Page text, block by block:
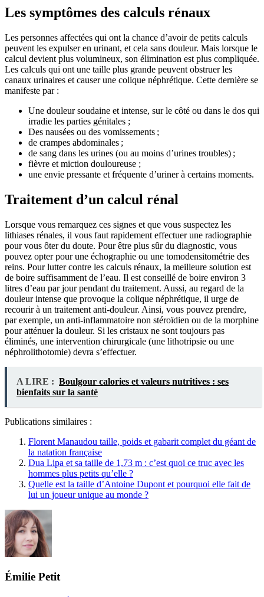
Les symptômes des calculs rénaux
Les personnes affectées qui ont la chance d’avoir de petits calculs
peuvent les expulser en urinant, et cela sans douleur. Mais lorsque le
calcul devient plus volumineux, son élimination est plus compliquée.
Les calculs qui ont une taille plus grande peuvent obstruer les
canaux urinaires et causer une colique néphrétique. Cette dernière se
manifeste par :
Une douleur soudaine et intense, sur le côté ou dans le dos qui
irradie les parties génitales ;
Des nausées ou des vomissements ;
de crampes abdominales ;
de sang dans les urines (ou au moins d’urines troubles) ;
fièvre et miction douloureuse ;
une envie pressante et fréquente d’uriner à certains moments.
Traitement d’un calcul rénal
Lorsque vous remarquez ces signes et que vous suspectez les
lithiases rénales, il vous faut rapidement effectuer une radiographie
pour vous ôter du doute. Pour être plus sûr du diagnostic, vous
pouvez opter pour une échographie ou une tomodensitométrie des
reins. Pour lutter contre les calculs rénaux, la meilleure solution est
de boire suffisamment de l’eau. Il est conseillé de boire environ 3
litres d’eau par jour pendant du traitement. Aussi, au regard de la
douleur intense que provoque la colique néphrétique, il urge de
recourir à un traitement anti-douleur. Ainsi, vous pouvez prendre,
par exemple, un anti-inflammatoire non stéroïdien ou de la morphine
pour atténuer la douleur. Si les cristaux ne sont toujours pas
éliminés, une intervention chirurgicale (une lithotripsie ou une
néphrolithotomie) devra s’effectuer.
A LIRE : Boulgour calories et valeurs nutritives : ses
bienfaits sur la santé
Publications similaires :
Florent Manaudou taille, poids et gabarit complet du géant de
la natation française
Dua Lipa et sa taille de 1,73 m : c’est quoi ce truc avec les
hommes plus petits qu’elle ?
Quelle est la taille d’Antoine Dupont et pourquoi elle fait de
lui un joueur unique au monde ?
Émilie Petit